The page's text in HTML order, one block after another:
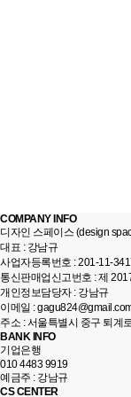
COMPANY INFO
디자인 스페이스 (design
대표 : 강남규
사업자등록번호 : 201-11-
통신판매업신고번호 : 제
개인정보담당자 : 강남규
이메일 :
주소 : 서울특별시 중구 퇴계
BANK INFO
기업은행
010 4483 9919
예금주 : 강남규
CS CENTER